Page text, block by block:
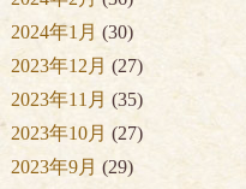
2024年1月 (30)
2023年12月 (27)
2023年11月 (35)
2023年10月 (27)
2023年9月 (29)